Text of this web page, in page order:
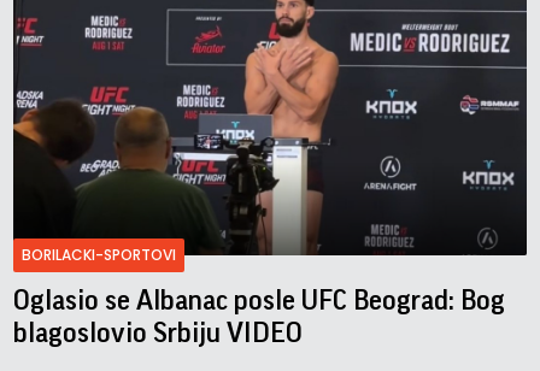
BORILACKI-SPORTOVI
Oglasio se Albanac posle UFC Beograd: Bog
blagoslovio Srbiju VIDEO